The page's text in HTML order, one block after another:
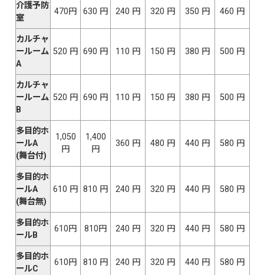
介護予防
室
470円 630 円 240 円 320 円 350 円 460 円
カルチャ
ールーム
A
520 円 690 円 110 円 150 円 380 円 500 円
カルチャ
ールーム
B
520 円 690 円 110 円 150 円 380 円 500 円
多目的ホ
ールA
(舞台付)
1,050
円
1,400
円
360 円 480 円 440 円 580 円
多目的ホ
ールA
(舞台無)
610 円 810 円 240 円 320 円 440 円 580 円
多目的ホ
ールB
610円 810円 240 円 320 円 440 円 580 円
多目的ホ
ールC
610円 810 円 240 円 320 円 440 円 580 円